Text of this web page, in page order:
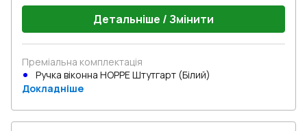
Детальніше / Змінити
Преміальна комплектація
Ручка віконна HOPPE Штутгарт (Білий)
Докладніше